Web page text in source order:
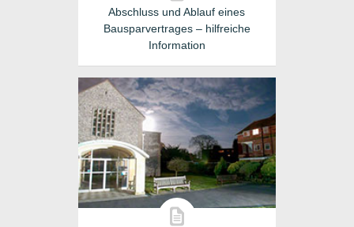
Abschluss und Ablauf eines
Bausparvertrages – hilfreiche
Information